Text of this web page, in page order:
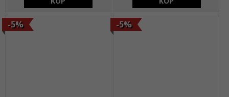
-5% -5%